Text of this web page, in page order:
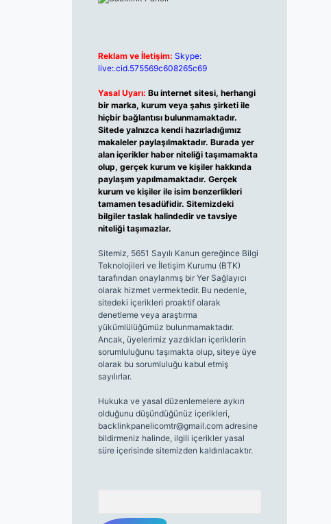
Reklam ve İletişim: Skype:
live:.cid.575569c608265c69
Yasal Uyarı: Bu internet sitesi, herhangi
bir marka, kurum veya şahıs şirketi ile
hiçbir bağlantısı bulunmamaktadır.
Sitede yalnızca kendi hazırladığımız
makaleler paylaşılmaktadır. Burada yer
alan içerikler haber niteliği taşımamakta
olup, gerçek kurum ve kişiler hakkında
paylaşım yapılmamaktadır. Gerçek
kurum ve kişiler ile isim benzerlikleri
tamamen tesadüfidir. Sitemizdeki
bilgiler taslak halindedir ve tavsiye
niteliği taşımazlar.
Sitemiz, 5651 Sayılı Kanun gereğince Bilgi
Teknolojileri ve İletişim Kurumu (BTK)
tarafından onaylanmış bir Yer Sağlayıcı
olarak hizmet vermektedir. Bu nedenle,
sitedeki içerikleri proaktif olarak
denetleme veya araştırma
yükümlülüğümüz bulunmamaktadır.
Ancak, üyelerimiz yazdıkları içeriklerin
sorumluluğunu taşımakta olup, siteye üye
olarak bu sorumluluğu kabul etmiş
sayılırlar.
Hukuka ve yasal düzenlemelere aykırı
olduğunu düşündüğünüz içerikleri,
backlinkpanelicomtr@gmail.comadresine
bildirmeniz halinde, ilgili içerikler yasal
süre içerisinde sitemizden kaldırılacaktır.